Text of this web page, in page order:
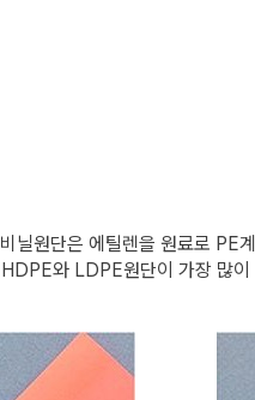
비닐원단은 에틸렌을 원료로 PE
HDPE와 LDPE원단이 가장 많이